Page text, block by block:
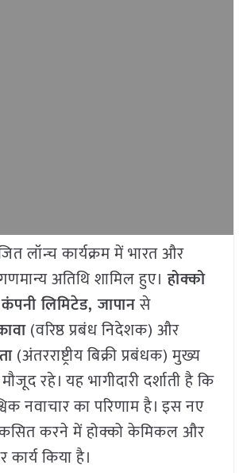
लॉन्च कार्यक्रम में भारत और
अतिथि शामिल हुए।होक्को
लिमिटेड, जापानसे
(वरिष्ठ प्रबंध निदेशक) और
(अंतरराष्ट्रीय बिक्री प्रबंधक) मुख्य
रहे। यह भागीदारी दर्शाती है कि
नवाचार का परिणाम है। इस नए
करने में होक्को केमिकल और
किया है।